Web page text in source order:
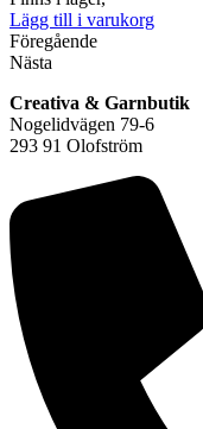
Lägg till i varukorg
Föregående
Nästa
Creativa & Garnbutik
Nogelidvägen 79-6
293 91 Olofström